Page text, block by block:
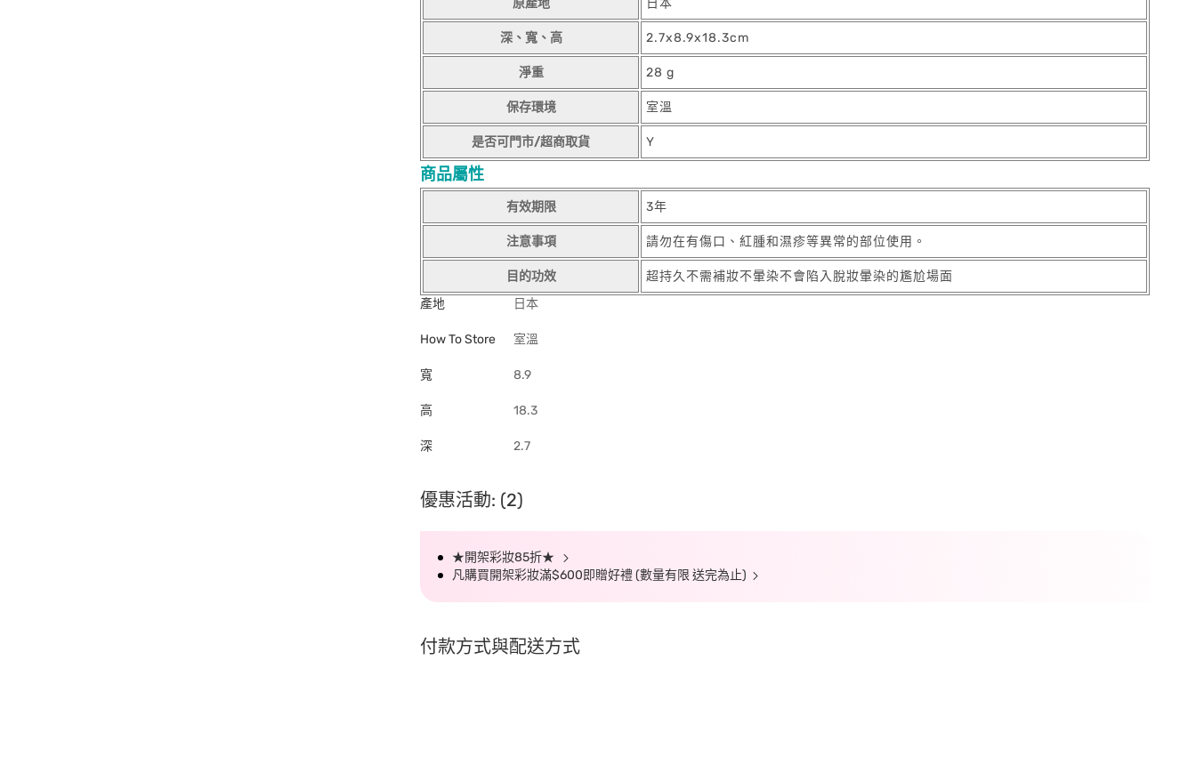
原產地 日本
深、寬、高 2.7x8.9x18.3cm
淨重 28 g
保存環境 室溫
是否可門市/超商取貨 Y
商品屬性
有效期限 3年
注意事項 請勿在有傷口、紅腫和濕疹等異常的部位使用。
目的功效
超持久不需補妝不暈染不會陷入脫妝暈染的尷尬場面
產地
日本
How To Store 室溫
寬 8.9
高 18.3
深 2.7
優惠活動: (2)
★開架彩妝85折★
凡購買開架彩妝滿$600即贈好禮 (數量有限 送完為止)
付款方式與配送方式